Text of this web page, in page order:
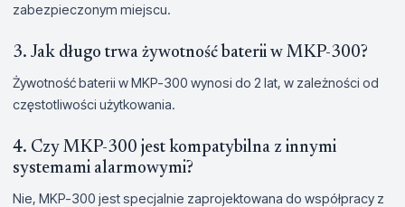
zabezpieczonym miejscu.
3. Jak długo trwa żywotność baterii w MKP-300?
Żywotność baterii w MKP-300 wynosi do 2 lat, w zależności od
częstotliwości użytkowania.
4. Czy MKP-300 jest kompatybilna z innymi
systemami alarmowymi?
Nie, MKP-300 jest specjalnie zaprojektowana do współpracy z